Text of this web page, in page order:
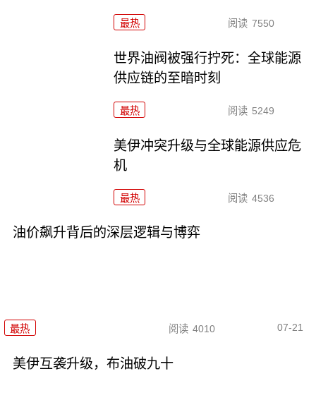
最热 阅读 7550
世界油阀被强行拧死：全球能源
供应链的至暗时刻
最热 阅读 5249
美伊冲突升级与全球能源供应危
机
最热 阅读 4536
油价飙升背后的深层逻辑与博弈
最热 阅读 4010 07-21
美伊互袭升级，布油破九十